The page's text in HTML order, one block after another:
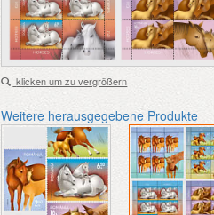
klicken um zu vergrößern
Weitere herausgegebene Produkte